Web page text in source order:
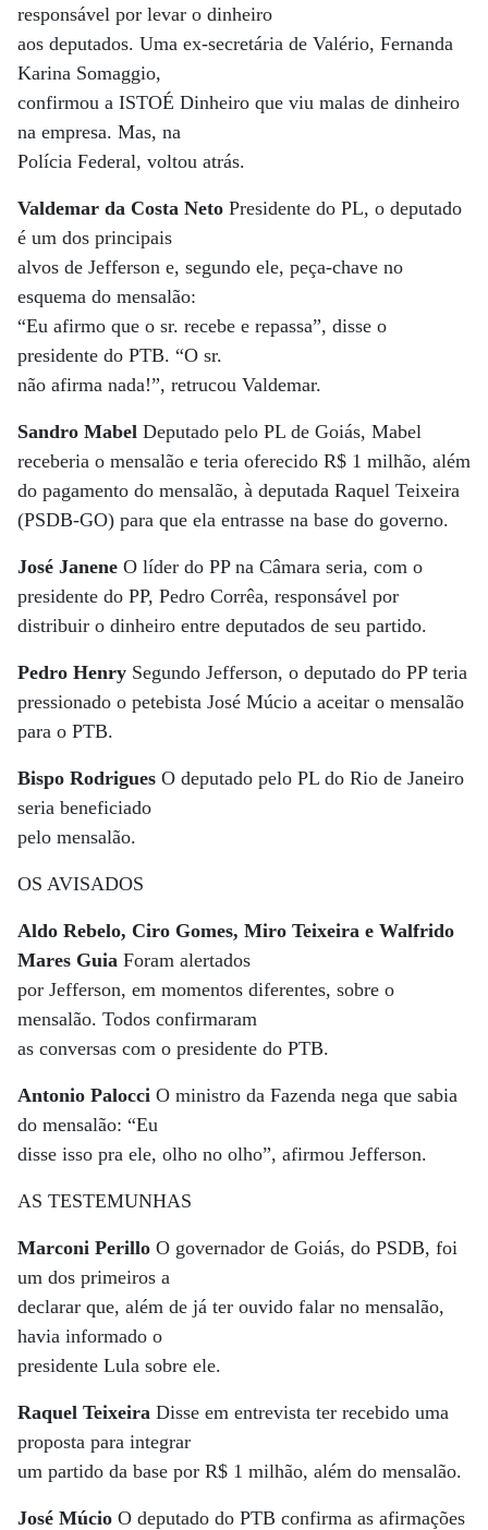
responsável por levar o dinheiro
aos deputados. Uma ex-secretária de Valério, Fernanda
Karina Somaggio,
confirmou a ISTOÉ Dinheiro que viu malas de dinheiro
na empresa. Mas, na
Polícia Federal, voltou atrás.
Valdemar da Costa Neto Presidente do PL, o deputado
é um dos principais
alvos de Jefferson e, segundo ele, peça-chave no
esquema do mensalão:
“Eu afirmo que o sr. recebe e repassa”, disse o
presidente do PTB. “O sr.
não afirma nada!”, retrucou Valdemar.
Sandro Mabel Deputado pelo PL de Goiás, Mabel
receberia o mensalão e teria oferecido R$ 1 milhão, além
do pagamento do mensalão, à deputada Raquel Teixeira
(PSDB-GO) para que ela entrasse na base do governo.
José Janene O líder do PP na Câmara seria, com o
presidente do PP, Pedro Corrêa, responsável por
distribuir o dinheiro entre deputados de seu partido.
Pedro Henry Segundo Jefferson, o deputado do PP teria
pressionado o petebista José Múcio a aceitar o mensalão
para o PTB.
Bispo Rodrigues O deputado pelo PL do Rio de Janeiro
seria beneficiado
pelo mensalão.
OS AVISADOS
Aldo Rebelo, Ciro Gomes, Miro Teixeira e Walfrido
Mares Guia Foram alertados
por Jefferson, em momentos diferentes, sobre o
mensalão. Todos confirmaram
as conversas com o presidente do PTB.
Antonio Palocci O ministro da Fazenda nega que sabia
do mensalão: “Eu
disse isso pra ele, olho no olho”, afirmou Jefferson.
AS TESTEMUNHAS
Marconi Perillo O governador de Goiás, do PSDB, foi
um dos primeiros a
declarar que, além de já ter ouvido falar no mensalão,
havia informado o
presidente Lula sobre ele.
Raquel Teixeira Disse em entrevista ter recebido uma
proposta para integrar
um partido da base por R$ 1 milhão, além do mensalão.
José Múcio O deputado do PTB confirma as afirmações